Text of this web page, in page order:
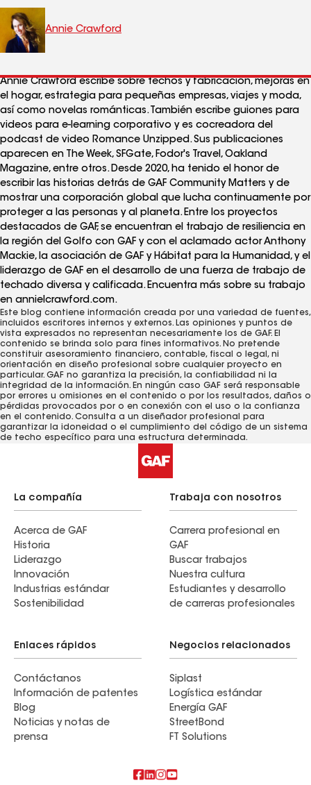
Annie Crawford
Annie Crawford escribe sobre techos y fabricación, mejoras en
el hogar, estrategia para pequeñas empresas, viajes y moda,
así como novelas románticas. También escribe guiones para
videos para e-learning corporativo y es cocreadora del
podcast de video Romance Unzipped. Sus publicaciones
aparecen en The Week, SFGate, Fodor's Travel, Oakland
Magazine, entre otros. Desde 2020, ha tenido el honor de
escribir las historias detrás de GAF Community Matters y de
mostrar una corporación global que lucha continuamente por
proteger a las personas y al planeta. Entre los proyectos
destacados de GAF, se encuentran el trabajo de resiliencia en
la región del Golfo con GAF y con el aclamado actor Anthony
Mackie, la asociación de GAF y Hábitat para la Humanidad, y el
liderazgo de GAF en el desarrollo de una fuerza de trabajo de
techado diversa y calificada. Encuentra más sobre su trabajo
en annielcrawford.com.
Este blog contiene información creada por una variedad de fuentes,
incluidos escritores internos y externos. Las opiniones y puntos de
vista expresados ​​no representan necesariamente los de GAF. El
contenido se brinda solo para fines informativos. No pretende
constituir asesoramiento financiero, contable, fiscal o legal, ni
orientación en diseño profesional sobre cualquier proyecto en
particular. GAF no garantiza la precisión, la confiabilidad ni la
integridad de la información. En ningún caso GAF será responsable
por errores u omisiones en el contenido o por los resultados, daños o
pérdidas provocados ​​por o en conexión con el uso o la confianza
en el contenido. Consulta a un diseñador profesional para
garantizar la idoneidad o el cumplimiento del código de un sistema
de techo específico para una estructura determinada.
La compañía
Acerca de GAF
Historia
Liderazgo
Innovación
Industrias estándar
Sostenibilidad
Trabaja con nosotros
Carrera profesional en
GAF
Buscar trabajos
Nuestra cultura
Estudiantes y desarrollo
de carreras profesionales
Enlaces rápidos
Contáctanos
Información de patentes
Blog
Noticias y notas de
prensa
Negocios relacionados
Siplast
Logística estándar
Energía GAF
StreetBond
FT Solutions